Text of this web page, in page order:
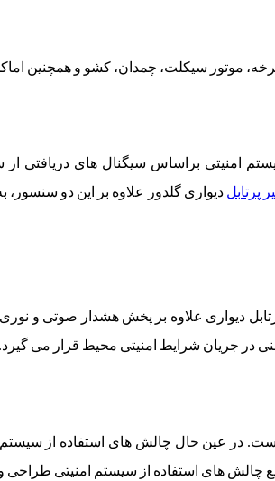
موتور سیکلت، چمدان، کشو و همچنین
امنیتی براساس سیگنال های دریافتی
پرتابل دیواری گلدور علاوه بر این دو
دیواری علاوه بر پخش هشدار صوتی و
در جریان شرایط امنیتی محیط قرار می گیرد.
در عین حال چالش های استفاده از
چالش های استفاده از سیستم امنیتی طراحی